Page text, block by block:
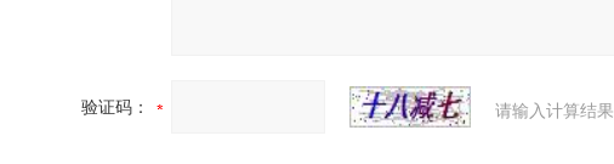
验证码： 请输入计算结